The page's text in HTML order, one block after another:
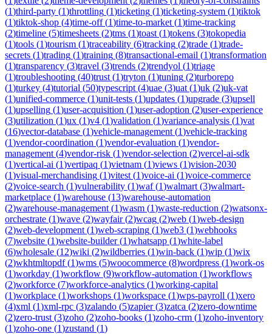
(1)third-party (1)throttling (1)ticketing (1)ticketing-system (1)tiktok
(1)tiktok-shop (4)time-off(1)time-to-market (1)time-tracking
(2)timeline (5)timesheets (2)tms (1)toast (1)tokens (3)tokopedia
(1)tools (1)tourism (1)traceability (6)tracking (2)trade (1)trade-
secrets (1)trading (1)training (8)transactional-email (1)transformation
(1)transparency (3)travel (3)trends (2)trendyol (1)triage
(1)troubleshooting (40)trust (1)tryton (1)tuning (2)turborepo
(1)turkey (4)tutorial (50)typescript (4)uae (3)uat (1)uk (2)uk-vat
(1)unified-commerce (1)unit-tests (1)updates (1)upgrade (3)upsell
(1)upselling (1)user-acquisition (1)user-adoption (2)user-experience
(3)utilization (1)ux (1)v4 (1)validation (1)variance-analysis (1)vat
(16)vector-database (1)vehicle-management (1)vehicle-tracking
(1)vendor-coordination (1)vendor-evaluation (1)vendor-
management (4)vendor-risk (1)vendor-selection (2)vercel-ai-sdk
(1)vertical-ai (1)vertipaq (1)vietnam (1)views (1)vision-2030
(1)visual-merchandising (1)vitest (1)voice-ai (1)voice-commerce
(2)voice-search (1)vulnerability (1)waf(1)walmart (3)walmart-
marketplace (1)warehouse (13)warehouse-automation
(2)warehouse-management (1)wasm (1)waste-reduction (2)watsonx-
orchestrate (1)wave (2)wayfair(2)wcag (2)web (1)web-design
(2)web-development (1)web-scraping (1)web3 (1)webhooks
(7)website (1)website-builder(1)whatsapp (1)white-label
(6)wholesale (12)wiki (2)wildberries (1)win-back (1)wip (1)wix
(2)wkhtmltopdf(1)wms (5)woocommerce (8)wordpress (1)work-os
(1)workday (1)workflow (9)workflow-automation (1)workflows
(2)workforce (7)workforce-analytics (1)working-capital
(1)workplace (1)workshops (1)workspace (1)wps-payroll (1)xero
(4)xml (1)xml-rpc (3)zalando (5)zapier(3)zatca (2)zero-downtime
(2)zero-trust (3)zoho (2)zoho-books (1)zoho-crm (1)zoho-inventory
(1)zoho-one (1)zustand (1)